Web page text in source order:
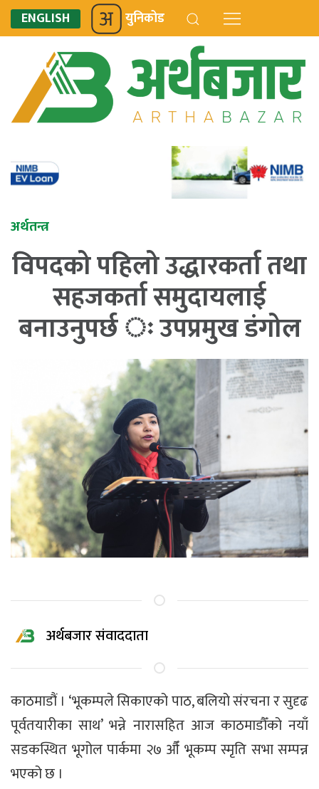
ENGLISH युनिकोड
अर्थतन्त्र
विपदको पहिलो उद्धारकर्ता तथा
सहजकर्ता समुदायलाई
बनाउनुपर्छ ः उपप्रमुख डंगोल
अर्थबजार संवाददाता
काठमाडौं । ‘भूकम्पले सिकाएको पाठ, बलियो संरचना र सुदृढ
पूर्वतयारीका साथ’ भन्ने नारासहित आज काठमाडौँको नयाँ
सडकस्थित भूगोल पार्कमा २७ औँ भूकम्प स्मृति सभा सम्पन्न
भएको छ ।